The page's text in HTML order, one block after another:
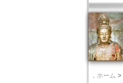
． ホーム >